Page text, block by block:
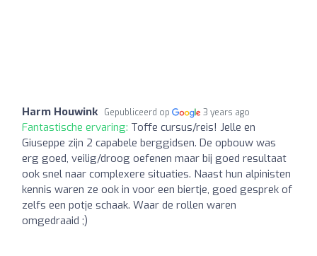
Harm Houwink Gepubliceerd op 3 years ago
Fantastische ervaring: Toffe cursus/reis! Jelle en
Giuseppe zijn 2 capabele berggidsen. De opbouw was
erg goed, veilig/droog oefenen maar bij goed resultaat
ook snel naar complexere situaties. Naast hun alpinisten
kennis waren ze ook in voor een biertje, goed gesprek of
zelfs een potje schaak. Waar de rollen waren
omgedraaid ;)